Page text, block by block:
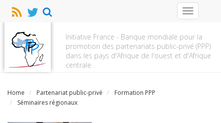
Initiative France - Banque mondiale pour la
promotion des partenariats public-privé (PPP)
dans les pays d'Afrique de l'ouest et d'Afrique
centrale
Toggle
navigation
Home Partenariat public-privé
Formation PPP
Séminaires régionaux